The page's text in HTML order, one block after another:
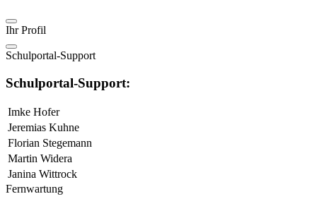
Ihr Profil
Schulportal-Support
Schulportal-Support:
Imke Hofer
Jeremias Kuhne
Florian Stegemann
Martin Widera
Janina Wittrock
Fernwartung